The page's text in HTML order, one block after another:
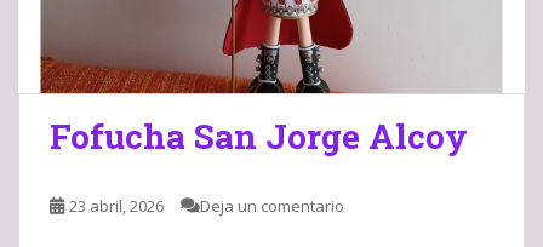
Fofucha San Jorge Alcoy
23 abril, 2026 Deja un comentario